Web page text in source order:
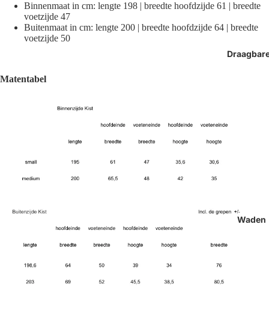
Waden
Binnenmaat in cm: lengte 198 | breedte hoofdzijde 61 | breedte
voetzijde 47
Buitenmaat in cm: lengte 200 | breedte hoofdzijde 64 | breedte
voetzijde 50
Matentabel